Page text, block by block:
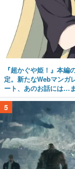
『超かぐや姫！』本
定。新たなWebマンガ
ート、あのお話には…
5